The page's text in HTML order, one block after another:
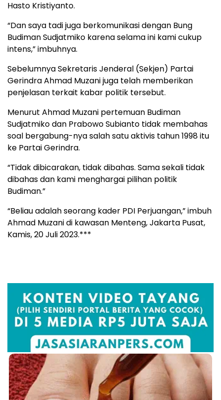
Hasto Kristiyanto.
“Dan saya tadi juga berkomunikasi dengan Bung
Budiman Sudjatmiko karena selama ini kami cukup
intens,” imbuhnya.
Sebelumnya Sekretaris Jenderal (Sekjen) Partai
Gerindra Ahmad Muzani juga telah memberikan
penjelasan terkait kabar politik tersebut.
Menurut Ahmad Muzani pertemuan Budiman
Sudjatmiko dan Prabowo Subianto tidak membahas
soal bergabung-nya salah satu aktivis tahun 1998 itu
ke Partai Gerindra.
“Tidak dibicarakan, tidak dibahas. Sama sekali tidak
dibahas dan kami menghargai pilihan politik
Budiman.”
“Beliau adalah seorang kader PDI Perjuangan,” imbuh
Ahmad Muzani di kawasan Menteng, Jakarta Pusat,
Kamis, 20 Juli 2023.***